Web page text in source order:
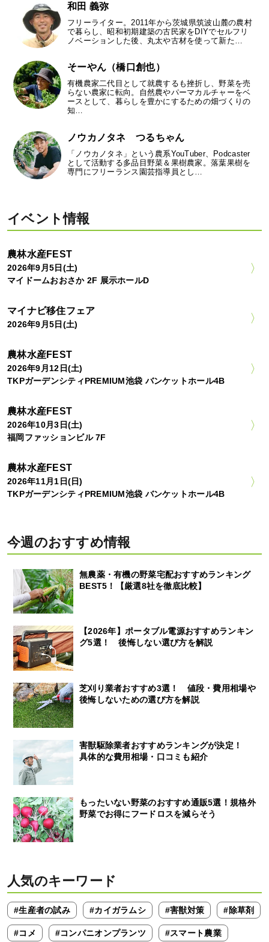
和田 義弥
フリーライター。2011年から茨城県筑波山麓の農村
で暮らし、昭和初期建築の古民家をDIYでセルフリ
ノベーションした後、丸太や古材を使って新た…
そーやん（橋口創也）
有機農家二代目として就農するも挫折し、野菜を売
らない農家に転向。自然農やパーマカルチャーをベ
ースとして、暮らしを豊かにするための畑づくりの
知…
ノウカノタネ つるちゃん
「ノウカノタネ」という農系YouTuber、Podcaster
として活動する多品目野菜＆果樹農家。落葉果樹を
専門にフリーランス園芸指導員とし…
イベント情報
農林水産FEST
2026年9月5日(土)
マイドームおおさか 2F 展示ホールD
マイナビ移住フェア
2026年9月5日(土)
農林水産FEST
2026年9月12日(土)
TKPガーデンシティPREMIUM池袋 バンケットホール4B
農林水産FEST
2026年10月3日(土)
福岡ファッションビル 7F
農林水産FEST
2026年11月1日(日)
TKPガーデンシティPREMIUM池袋 バンケットホール4B
今週のおすすめ情報
無農薬・有機の野菜宅配おすすめランキング
BEST5！【厳選8社を徹底比較】
【2026年】ポータブル電源おすすめランキン
グ5選！ 後悔しない選び方を解説
芝刈り業者おすすめ3選！ 値段・費用相場や
後悔しないための選び方を解説
害獣駆除業者おすすめランキングが決定！
具体的な費用相場・口コミも紹介
もったいない野菜のおすすめ通販5選！規格外
野菜でお得にフードロスを減らそう
人気のキーワード
#生産者の試み #カイガラムシ #害獣対策 #除草剤
#コメ #コンパニオンプランツ #スマート農業